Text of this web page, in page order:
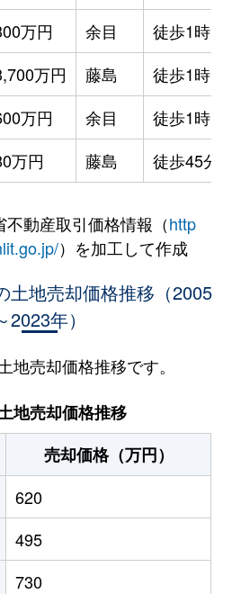
万円 余目
徒歩1時間
万円 藤島
徒歩1時間
万円 余目
徒歩1時間
万円 藤島 徒歩45分
動産取引価格情報（http
）を加工して作成
土地売却価格推移（2005
2023年）
地売却価格推移です。
地売却価格推移
売却価格（万円）
620
495
730